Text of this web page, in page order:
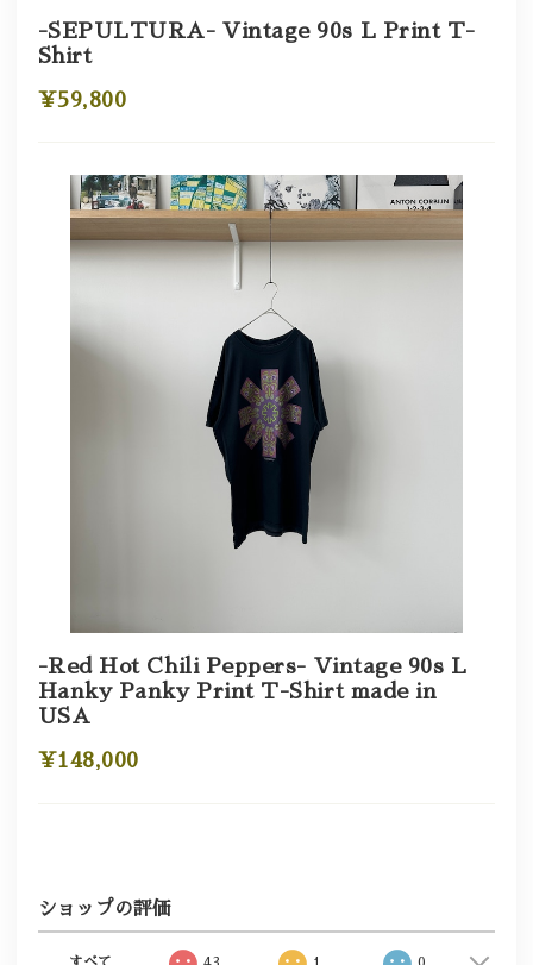
-SEPULTURA- Vintage 90s L Print T-
Shirt
¥59,800
-Red Hot Chili Peppers- Vintage 90s L
Hanky Panky Print T-Shirt made in
USA
¥148,000
ショップの評価